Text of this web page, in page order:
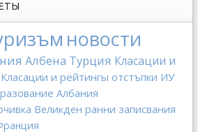
новости
Албена Турция Класации и
Класации и рейтингы отстъпки ИУ
Албания
Великден ранни записвания